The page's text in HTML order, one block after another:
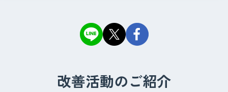
改善活動のご紹介